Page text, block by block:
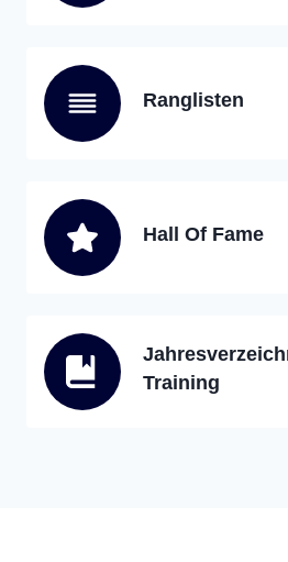
Ranglisten
Hall Of Fame
Training